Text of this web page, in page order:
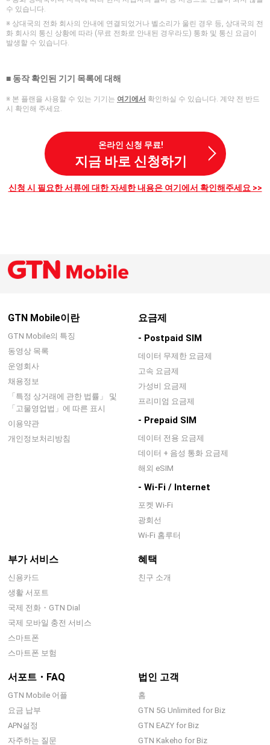
수 있습니다.
※ 상대국의 전화 회사의 안내에 연결되었거나 벨소리가 울린 경우 등, 상대국의 전
화 회사의 통신 상황에 따라 (무료 전화로 안내된 경우라도) 통화 및 통신 요금이
발생할 수 있습니다.
■ 동작 확인된 기기 목록에 대해
※ 본 플랜을 사용할 수 있는 기기는 여기에서 확인하실 수 있습니다. 계약 전 반드
시 확인해 주세요.
온라인 신청 무료!
지금 바로 신청하기
신청 시 필요한 서류에 대한 자세한 내용은 여기에서 확인해주세요 >>
GTN Mobile이란
GTN Mobile의 특징
동영상 목록
운영회사
채용정보
「특정 상거래에 관한 법률」 및
「고물영업법」에 따른 표시
이용약관
개인정보처리방침
요금제
- Postpaid SIM
데이터 무제한 요금제
고속 요금제
가성비 요금제
프리미엄 요금제
- Prepaid SIM
데이터 전용 요금제
데이터 + 음성 통화 요금제
해외 eSIM
- Wi-Fi / Internet
포켓 Wi-Fi
광회선
Wi-Fi 홈루터
부가 서비스
신용카드
생활 서포트
국제 전화・GTN Dial
국제 모바일 충전 서비스
스마트폰
스마트폰 보험
혜택
친구 소개
서포트・FAQ
GTN Mobile 어플
요금 납부
APN설정
자주하는 질문
법인 고객
홈
GTN 5G Unlimited for Biz
GTN EAZY for Biz
GTN Kakeho for Biz